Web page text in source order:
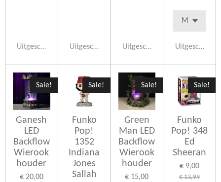
Uitgeschakeld Uitgeschakeld Uitgeschakeld Uitgeschakeld
Sale!
Ganesh
LED
Backflow
Wierook
houder
€ 20,00
Sale!
Funko
Pop!
1352
Indiana
Jones
Sallah
Sale!
Green
Man LED
Backflow
Wierook
houder
€ 15,00
Sale!
Funko
Pop! 348
Ed
Sheeran
€ 9,00
€ 13,99